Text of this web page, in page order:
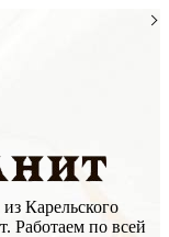
Карельского
Работаем по всей